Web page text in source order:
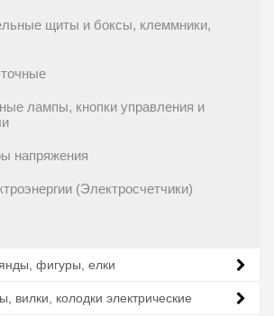
щиты и боксы, клеммники,
лампы, кнопки управления и
напряжения
(Электросчетчики)
фигуры, елки
вилки, колодки электрические